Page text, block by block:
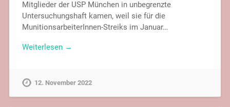
Mitglieder der USP München in unbegrenzte
Untersuchungshaft kamen, weil sie für die
MunitionsarbeiterInnen-Streiks im Januar…
Weiterlesen →
12. November 2022